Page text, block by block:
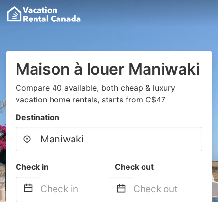
Maison à louer Maniwaki
Compare 40 available, both cheap & luxury
vacation home rentals, starts from C$47
Destination
Check in Check out